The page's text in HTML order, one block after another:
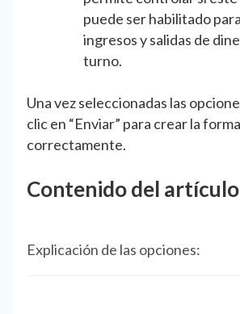
puede ser habilitado
ingresos y salidas de
turno.
Una vez seleccionadas las
clic en “Enviar” para crear la
correctamente.
Contenido del artículo
Explicación de las opciones: